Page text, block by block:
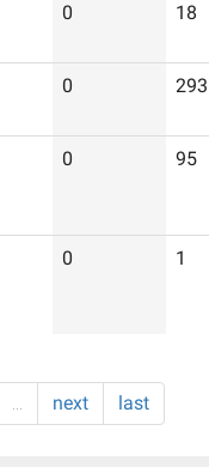
0 18
0 293
0 95
0 1
… next last